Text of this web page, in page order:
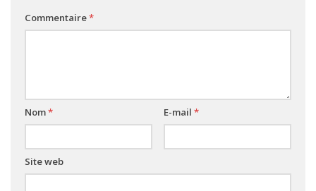
Commentaire*
Nom* E-mail *
Site web